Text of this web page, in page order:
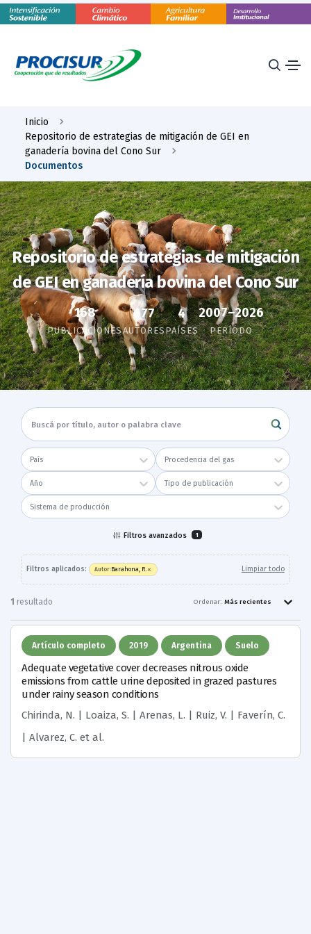
Inicio
Repositorio de estrategias de mitigación de GEI en
ganadería bovina del Cono Sur
Documentos
Repositorio de estrategias de mitigación
de GEI en ganadería bovina del Cono Sur
168
PUBLICACIONES
677
AUTORES
4
PAÍSES
2007–2026
PERÍODO
País Procedencia del gas
Año Tipo de publicación
Sistema de producción
Filtros avanzados 1
Filtros aplicados: Autor:Barahona, R.× Limpiar todo
1 resultado Ordenar: Más recientes
Artículo completo 2019 Argentina Suelo
Adequate vegetative cover decreases nitrous oxide
emissions from cattle urine deposited in grazed pastures
under rainy season conditions
Chirinda, N. | Loaiza, S. | Arenas, L. | Ruiz, V. | Faverín, C.
| Alvarez, C. et al.